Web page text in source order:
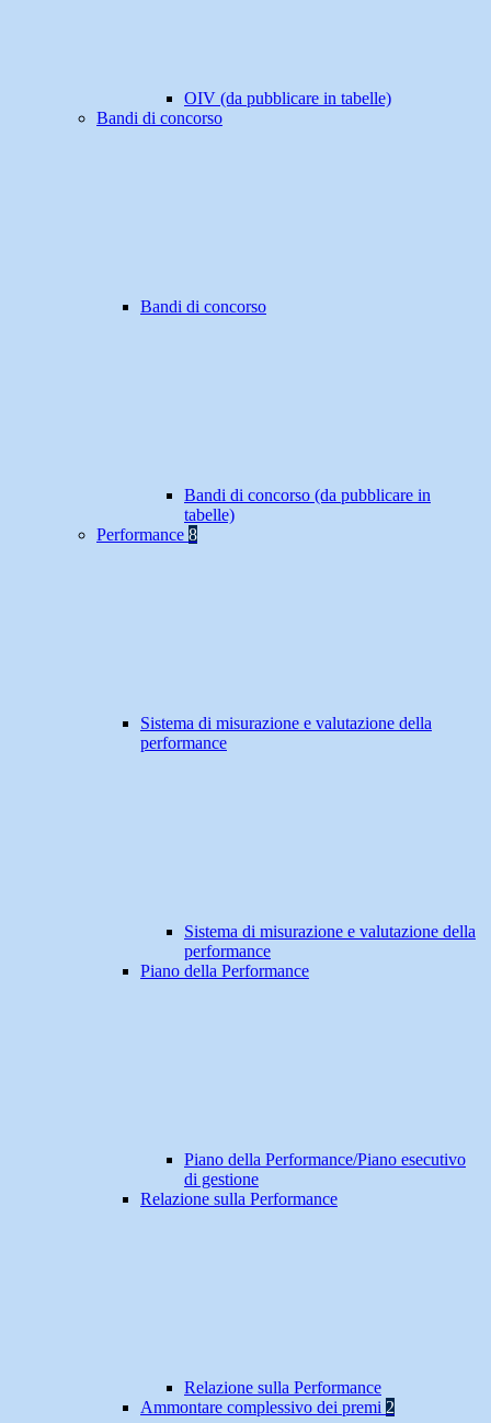
OIV (da pubblicare in tabelle)
Bandi di concorso
Bandi di concorso
Bandi di concorso (da pubblicare in
tabelle)
Performance 8
Sistema di misurazione e valutazione della
performance
Sistema di misurazione e valutazione della
performance
Piano della Performance
Piano della Performance/Piano esecutivo
di gestione
Relazione sulla Performance
Relazione sulla Performance
Ammontare complessivo dei premi 2